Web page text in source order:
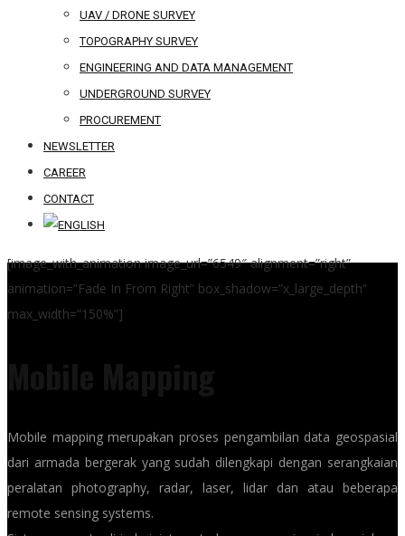
UAV / DRONE SURVEY
TOPOGRAPHY SURVEY
ENGINEERING AND DATA MANAGEMENT
UNDERGROUND SURVEY
PROCUREMENT
NEWSLETTER
CAREER
CONTACT
[image_with_animation image_url=”6549″ alignment=”right”
animation=”Fade In From Right” box_shadow=”x_large_depth”
max_width=”150%”]
Mobile mapping merupakan proses pengambilan data geospasial
dari armada bergerak yang sudah dilengkapi dengan serangkaian
peralatan photography, radar, laser, lidar dan atau beberapa
remote sensing systems.